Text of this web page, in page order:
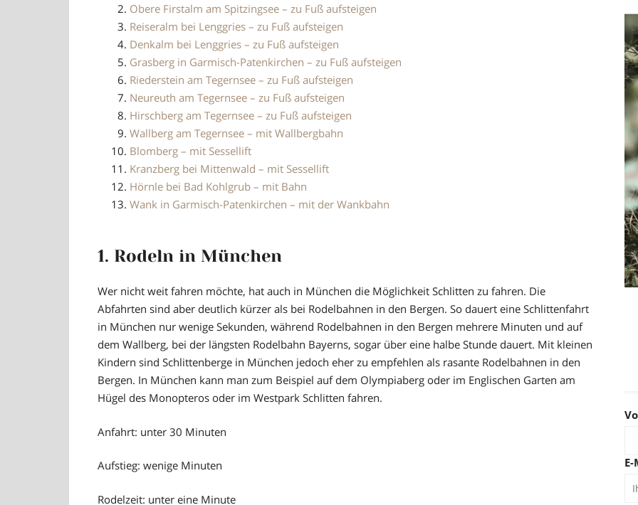
Obere Firstalm am Spitzingsee – zu Fuß aufsteigen
Reiseralm bei Lenggries – zu Fuß aufsteigen
Denkalm bei Lenggries – zu Fuß aufsteigen
Grasberg in Garmisch-Patenkirchen – zu Fuß aufsteigen
Riederstein am Tegernsee – zu Fuß aufsteigen
Neureuth am Tegernsee – zu Fuß aufsteigen
Hirschberg am Tegernsee – zu Fuß aufsteigen
Wallberg am Tegernsee – mit Wallbergbahn
Blomberg – mit Sessellift
Kranzberg bei Mittenwald – mit Sessellift
Hörnle bei Bad Kohlgrub – mit Bahn
Wank in Garmisch-Patenkirchen – mit der Wankbahn
1. Rodeln in München
Wer nicht weit fahren möchte, hat auch in München die Möglichkeit Schlitten zu fahren. Die
Abfahrten sind aber deutlich kürzer als bei Rodelbahnen in den Bergen. So dauert eine Schlittenfahrt
in München nur wenige Sekunden, während Rodelbahnen in den Bergen mehrere Minuten und auf
dem Wallberg, bei der längsten Rodelbahn Bayerns, sogar über eine halbe Stunde dauert. Mit kleinen
Kindern sind Schlittenberge in München jedoch eher zu empfehlen als rasante Rodelbahnen in den
Bergen. In München kann man zum Beispiel auf dem Olympiaberg oder im Englischen Garten am
Hügel des Monopteros oder im Westpark Schlitten fahren.
Anfahrt: unter 30 Minuten
Aufstieg: wenige Minuten
Rodelzeit: unter eine Minute